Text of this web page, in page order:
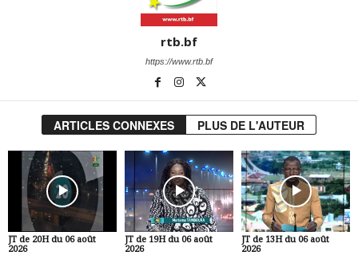
rtb.bf
https://www.rtb.bf
ARTICLES CONNEXES PLUS DE L'AUTEUR
JT de 20H du 06 août
2026
JT de 19H du 06 août
2026
JT de 13H du 06 août
2026